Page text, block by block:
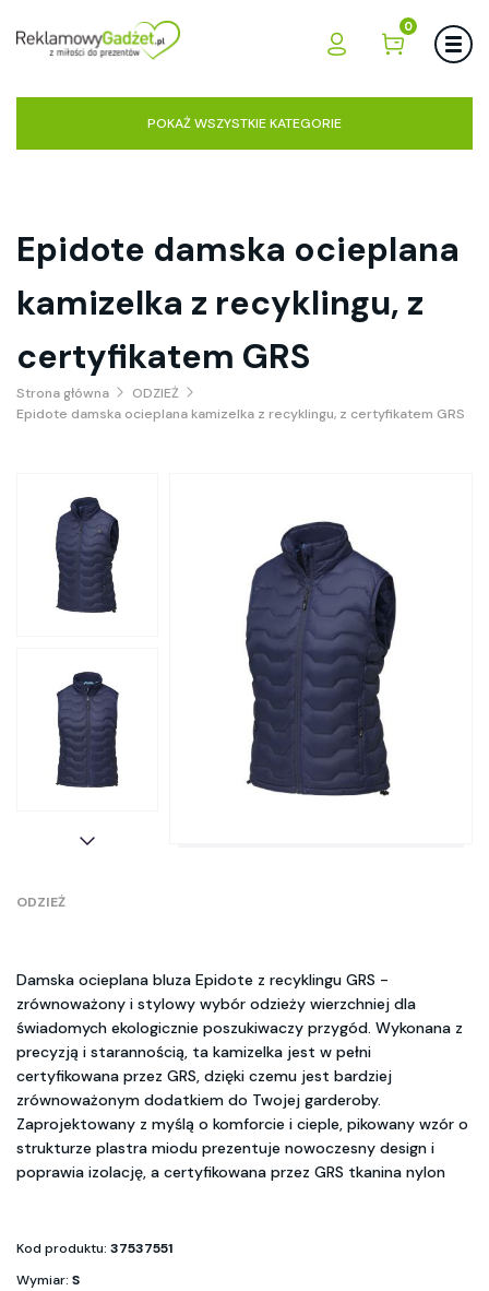
0
POKAŻ WSZYSTKIE KATEGORIE
Epidote damska ocieplana
kamizelka z recyklingu, z
certyfikatem GRS
Strona główna
ODZIEŻ
Epidote damska ocieplana kamizelka z recyklingu, z certyfikatem GRS
ODZIEŻ
Damska ocieplana bluza Epidote z recyklingu GRS -
zrównoważony i stylowy wybór odzieży wierzchniej dla
świadomych ekologicznie poszukiwaczy przygód. Wykonana z
precyzją i starannością, ta kamizelka jest w pełni
certyfikowana przez GRS, dzięki czemu jest bardziej
zrównoważonym dodatkiem do Twojej garderoby.
Zaprojektowany z myślą o komforcie i cieple, pikowany wzór o
strukturze plastra miodu prezentuje nowoczesny design i
poprawia izolację, a certyfikowana przez GRS tkanina nylon
Kod produktu: 37537551
Wymiar: S